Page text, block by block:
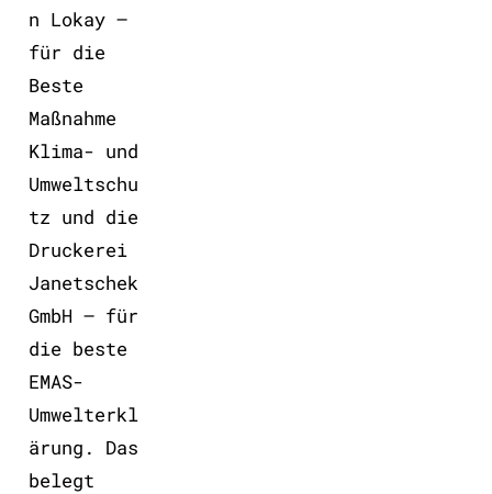
n Lokay –
für die
Beste
Maßnahme
Klima- und
Umweltschu
tz und die
Druckerei
Janetschek
GmbH – für
die beste
EMAS-
Umwelterkl
ärung. Das
belegt